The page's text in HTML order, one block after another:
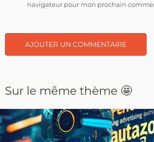
navigateur pour mon prochain
Sur le même thème 🤩